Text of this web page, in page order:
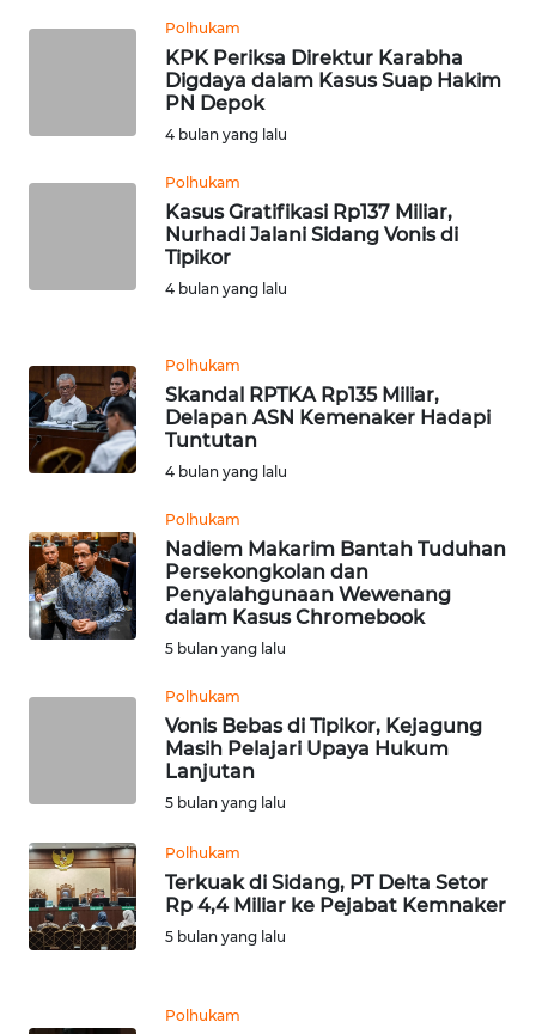
Polhukam
KPK Periksa Direktur Karabha
Digdaya dalam Kasus Suap Hakim
PN Depok
4 bulan yang lalu
Polhukam
Kasus Gratifikasi Rp137 Miliar,
Nurhadi Jalani Sidang Vonis di
Tipikor
4 bulan yang lalu
Polhukam
Skandal RPTKA Rp135 Miliar,
Delapan ASN Kemenaker Hadapi
Tuntutan
4 bulan yang lalu
Polhukam
Nadiem Makarim Bantah Tuduhan
Persekongkolan dan
Penyalahgunaan Wewenang
dalam Kasus Chromebook
5 bulan yang lalu
Polhukam
Vonis Bebas di Tipikor, Kejagung
Masih Pelajari Upaya Hukum
Lanjutan
5 bulan yang lalu
Polhukam
Terkuak di Sidang, PT Delta Setor
Rp 4,4 Miliar ke Pejabat Kemnaker
5 bulan yang lalu
Polhukam
SULBAR
SUMBAR
WN
SUMSEL
BENGKULU
WN
LAMPUNG
WN
NUSANTARA
WN
JOGJA